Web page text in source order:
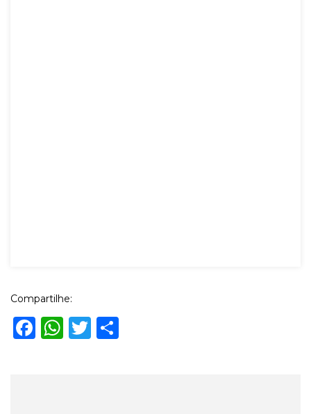
Compartilhe:
Facebook
WhatsApp
Twitter